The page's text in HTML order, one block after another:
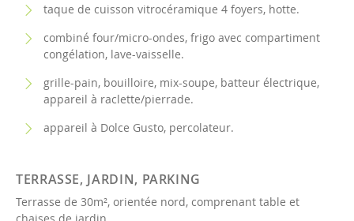
taque de cuisson vitrocéramique 4 foyers, hotte.
combiné four/micro-ondes, frigo avec compartiment
congélation, lave-vaisselle.
grille-pain, bouilloire, mix-soupe, batteur électrique,
appareil à raclette/pierrade.
appareil à Dolce Gusto, percolateur.
TERRASSE, JARDIN, PARKING
Terrasse de 30m², orientée nord, comprenant table et